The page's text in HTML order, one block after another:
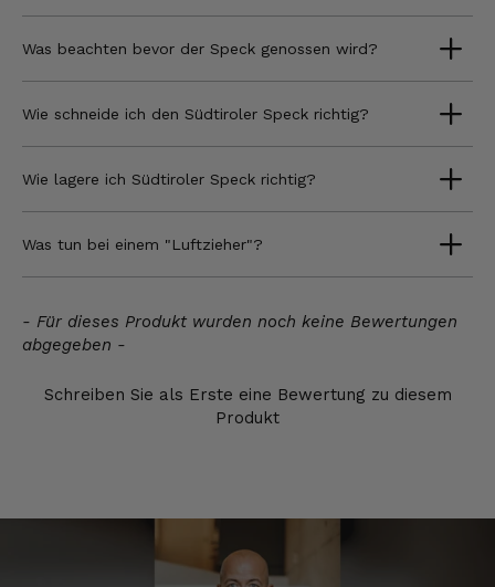
Was beachten bevor der Speck genossen wird?
Wie schneide ich den Südtiroler Speck richtig?
Wie lagere ich Südtiroler Speck richtig?
Was tun bei einem "Luftzieher"?
- Für dieses Produkt wurden noch keine Bewertungen
abgegeben -
Schreiben Sie als Erste eine Bewertung zu diesem
Produkt
New content loaded